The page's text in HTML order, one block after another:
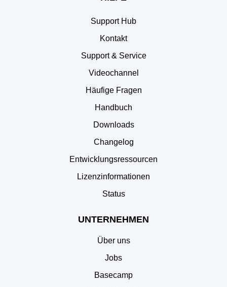
Support Hub
Kontakt
Support & Service
Videochannel
Häufige Fragen
Handbuch
Downloads
Changelog
Entwicklungsressourcen
Lizenzinformationen
Status
UNTERNEHMEN
Über uns
Jobs
Basecamp